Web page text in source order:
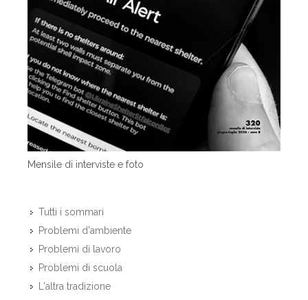
Mensile di interviste e foto
Tutti i sommari
Problemi d'ambiente
Problemi di lavoro
Problemi di scuola
L'altra tradizione